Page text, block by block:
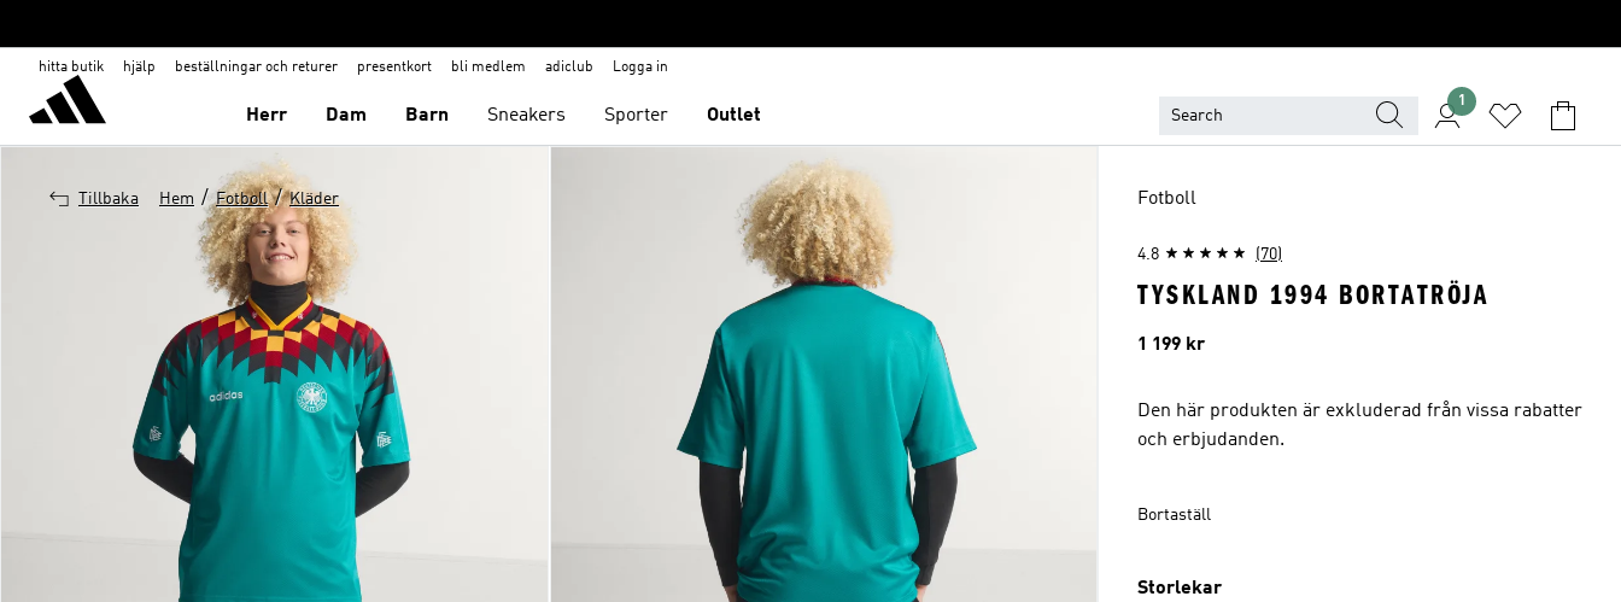
hitta butik hjälp beställningar och returer presentkort bli medlem adiclub Logga in
Herr Dam Barn Sneakers Sporter Outlet
1
Tillbaka Hem / Fotboll / Kläder Fotboll
4.8 (70)
TYSKLAND 1994 BORTATRÖJA
Pris
1 199 kr
Den här produkten är exkluderad från vissa rabatter
och erbjudanden.
Bortaställ
Storlekar